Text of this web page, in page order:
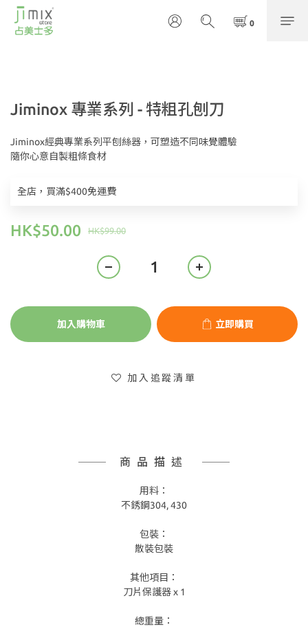
Jiminox 專業系列 - 特粗孔刨刀
Jiminox經典專業系列平刨絲器，可塑造不同味覺體驗
隨你心意自製粗條食材
全店，買滿$400免運費
HK$99.00
HK$50.00
加入購物車 立即購買
加入追蹤清單
商品描述
用料：
不銹鋼304, 430
包裝：
散裝包裝
其他項目：
刀片保護器 x 1
總重量：